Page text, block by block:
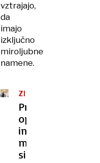
vztrajajo,
da
imajo
izključno
miroljubne
namene.
ZDA
–
IRAN
Previden
optimizem
in
mešani
signali